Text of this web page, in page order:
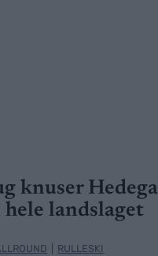
knuser
hele landslaget
RULLESKI